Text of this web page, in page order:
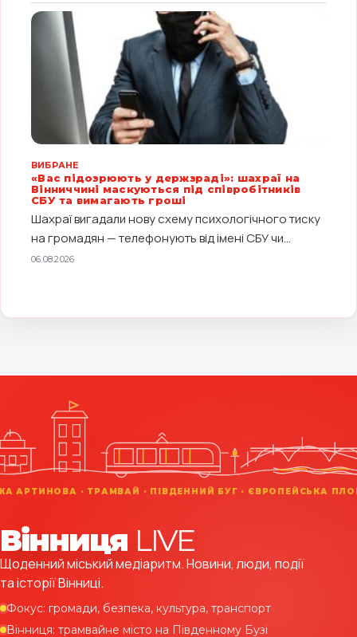
Вінниця LIVE
Щоденний міський медіаритм. Новини, люди, події
та історії Вінниці.
Фокус: громади, безпека, культура, транспорт
Вінниця: трамвайне місто на Південному Бузі